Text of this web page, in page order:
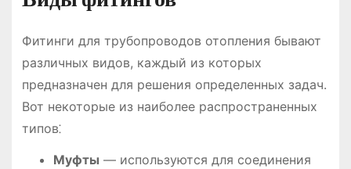
Фитинги для трубопроводов отопления бывают
различных видов, каждый из которых
предназначен для решения определенных задач.
Вот некоторые из наиболее распространенных
типов⁚
Муфты ― используются для соединения